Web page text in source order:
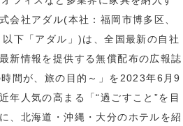
会社アダル(本社：福岡市博多区、
下「アダル」)は、全国最新の自社
新情報を提供する無償配布の広報誌
間が、旅の目的～」を2023年6月9
年人気の高まる「“過ごすこと”を目
、北海道・沖縄・大分のホテルを紹